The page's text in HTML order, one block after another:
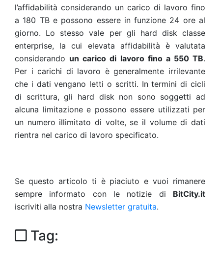
l’affidabilità considerando un carico di lavoro fino
a 180 TB e possono essere in funzione 24 ore al
giorno. Lo stesso vale per gli hard disk classe
enterprise, la cui elevata affidabilità è valutata
considerando un carico di lavoro fino a 550 TB.
Per i carichi di lavoro è generalmente irrilevante
che i dati vengano letti o scritti. In termini di cicli
di scrittura, gli hard disk non sono soggetti ad
alcuna limitazione e possono essere utilizzati per
un numero illimitato di volte, se il volume di dati
rientra nel carico di lavoro specificato.
Se questo articolo ti è piaciuto e vuoi rimanere
sempre informato con le notizie di BitCity.it
iscriviti alla nostra Newsletter gratuita.
Tag: